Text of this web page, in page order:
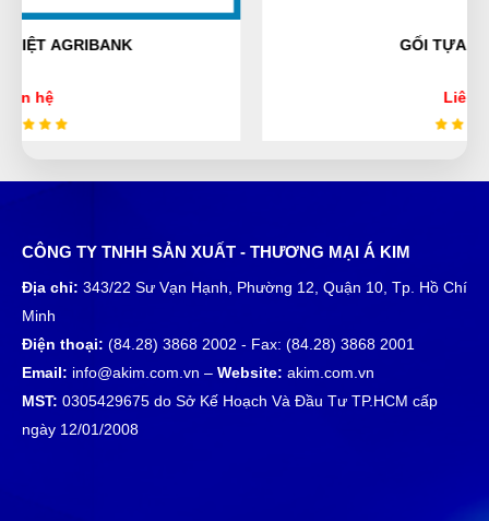
rất thích sản phẩm dùng ở đây luôn
(Đánh giá 1 năm trước)
Mọi người đến thử nhé, hàng bên đây đúng đẹp, chất
lượng và giá tốt
TT
Tuyết Trang
có rất nhiều chương trình khuyến mại trong shop,
tôi thích rồi nha
CÔNG TY TNHH SẢN XUẤT - THƯƠNG MẠI Á KIM
Địa chỉ: 343/22 Sư Vạn Hạnh, Phường 12, Quận 10, Tp. Hồ Chí
Minh
Điện thoại: (84.28) 3868 2002 - Fax: (84.28) 3868 2001
Email: info@akim.com.vn – Website: akim.com.vn
MST: 0305429675 do Sở Kế Hoạch Và Đầu Tư TP.HCM cấp
ngày 12/01/2008